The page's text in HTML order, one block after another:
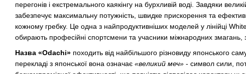
перегонів і екстремального каякінгу на бурхливій воді. Завдяки
забезпечує максимальну потужність, швидке прискорення та
кожному гребку. Це одна з найпродуктивніших моделей у лінійці
обирають професійні спортсмени та учасники міжнародних
Назва «Odachi» походить від найбільшого різновиду японського
перекладі з японської вона означає «великий меч» - символ сили,